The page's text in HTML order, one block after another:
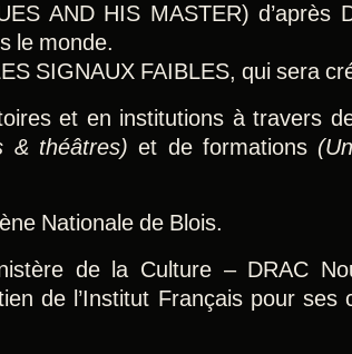
AND HIS MASTER) d’après
le monde.
SIGNAUX FAIBLES, qui sera
et en institutions à travers
& théâtres) et de formations
Nationale de Blois.
de la Culture – DRAC
de l’Institut Français pour